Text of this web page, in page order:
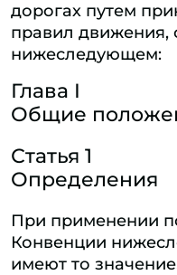
дорогах путем
правил движения,
нижеследующем:
Глава I
Общие
Статья 1
Определения
При применении
Конвенции
имеют то